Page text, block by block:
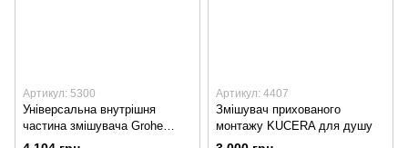
Артикул: 5300
Універсальна внутрішня
частина змішувача Grohe
Rapido SmartBox 35600000
Артикул: 4407
Змішувач прихованого
монтажу KUCERA для душу